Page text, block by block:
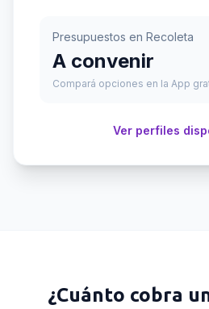
Presupuestos en Recoleta
A convenir
Compará opciones en la App
Ver perfiles
¿Cuánto cobra